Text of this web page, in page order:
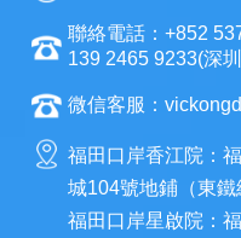
聯絡電話：+852
139 2465 9233(深
微信客服：
福田口岸香江院：
城104號地鋪（東鐵
福田口岸星啟院：